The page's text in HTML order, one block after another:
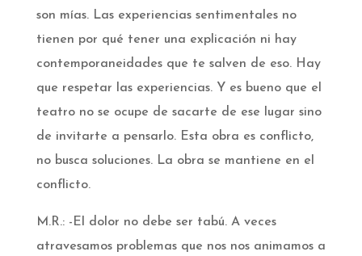
son mías. Las experiencias sentimentales no
tienen por qué tener una explicación ni hay
contemporaneidades que te salven de eso. Hay
que respetar las experiencias. Y es bueno que el
teatro no se ocupe de sacarte de ese lugar sino
de invitarte a pensarlo. Esta obra es conflicto,
no busca soluciones. La obra se mantiene en el
conflicto.
M.R.: -El dolor no debe ser tabú. A veces
atravesamos problemas que nos nos animamos a